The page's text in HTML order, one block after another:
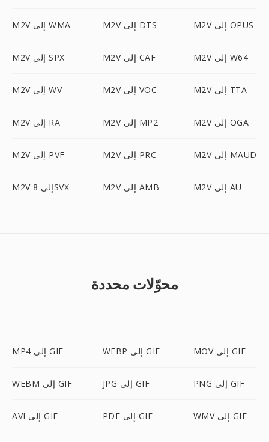
M2V إلى WMA M2V إلى DTS M2V إلى OPUS
M2V إلى SPX M2V إلى CAF M2V إلى W64
M2V إلى WV M2V إلى VOC M2V إلى TTA
M2V إلى RA M2V إلى MP2 M2V إلى OGA
M2V إلى PVF M2V إلى PRC M2V إلى MAUD
M2V إلى 8SVX M2V إلى AMB M2V إلى AU
محوّلات محددة
MP4 إلى GIF WEBP إلى GIF MOV إلى GIF
WEBM إلى GIF JPG إلى GIF PNG إلى GIF
AVI إلى GIF PDF إلى GIF WMV إلى GIF